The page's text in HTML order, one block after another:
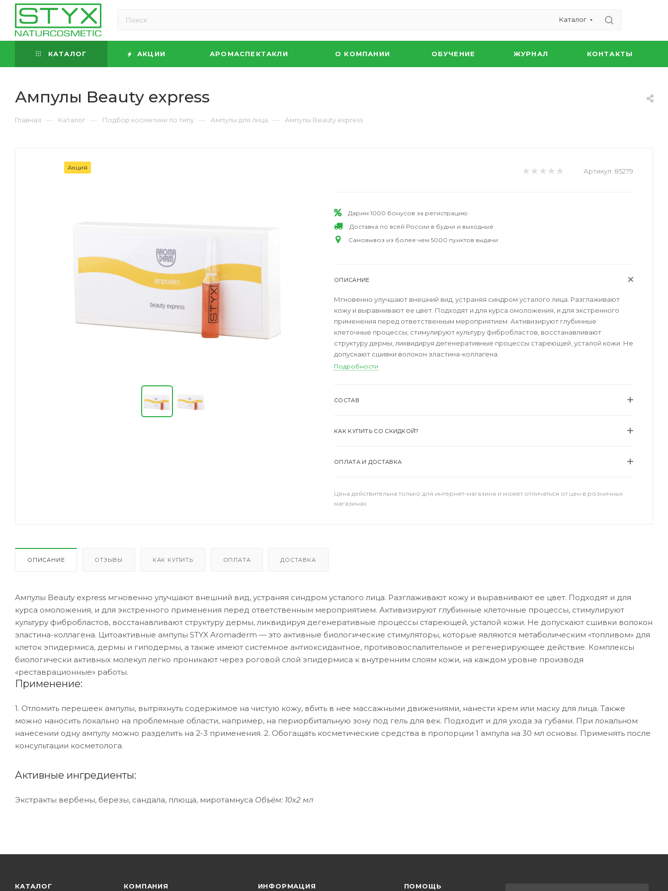
Каталог
КАТАЛОГ АКЦИИ АРОМАСПЕКТАКЛИ О КОМПАНИИ ОБУЧЕНИЕ ЖУРНАЛ КОНТАКТЫ
Ампулы Beauty express
Главная — Каталог — Подбор косметики по типу — Ампулы для лица — Ампулы Beauty express
Акция Артикул: 85279
Дарим 1000 бонусов за регистрацию
Доставка по всей России в будни и выходные
Самовывоз из более чем 5000 пунктов выдачи
ОПИСАНИЕ
Мгновенно улучшают внешний вид, устраняя синдром усталого лица. Разглаживают
кожу и выравнивают ее цвет. Подходят и для курса омоложения, и для экстренного
применения перед ответственным мероприятием. Активизируют глубинные
клеточные процессы, стимулируют культуру фибробластов, восстанавливают
структуру дермы, ликвидируя дегенеративные процессы стареющей, усталой кожи. Не
допускают сшивки волокон эластина-коллагена.
Подробности
СОСТАВ
КАК КУПИТЬ СО СКИДКОЙ?
ОПЛАТА И ДОСТАВКА
Цена действительна только для интернет-магазина и может отличаться от цен в розничных
магазинах
ОПИСАНИЕ ОТЗЫВЫ КАК КУПИТЬ ОПЛАТА ДОСТАВКА
Ампулы Beauty express мгновенно улучшают внешний вид, устраняя синдром усталого лица. Разглаживают кожу и выравнивают ее цвет. Подходят и для
курса омоложения, и для экстренного применения перед ответственным мероприятием. Активизируют глубинные клеточные процессы, стимулируют
культуру фибробластов, восстанавливают структуру дермы, ликвидируя дегенеративные процессы стареющей, усталой кожи. Не допускают сшивки волокон
эластина-коллагена. Цитоактивные ампулы STYX Aromaderm — это активные биологические стимуляторы, которые являются метаболическим «топливом» для
клеток эпидермиса, дермы и гиподермы, а также имеют системное антиоксидантное, противовоспалительное и регенерирующее действие. Комплексы
биологически активных молекул легко проникают через роговой слой эпидермиса к внутренним слоям кожи, на каждом уровне производя
«реставрационные» работы.
Применение:
1. Отломить перешеек ампулы, вытряхнуть содержимое на чистую кожу, вбить в нее массажными движениями, нанести крем или маску для лица. Также
можно наносить локально на проблемные области, например, на периорбитальную зону под гель для век. Подходит и для ухода за губами. При локальном
нанесении одну ампулу можно разделить на 2-3 применения. 2. Обогащать косметические средства в пропорции 1 ампула на 30 мл основы. Применять после
консультации косметолога.
Активные ингредиенты:
Экстракты вербены, березы, сандала, плюща, миротамнуса Объём: 10х2 мл
КАТАЛОГ КОМПАНИЯ ИНФОРМАЦИЯ ПОМОЩЬ